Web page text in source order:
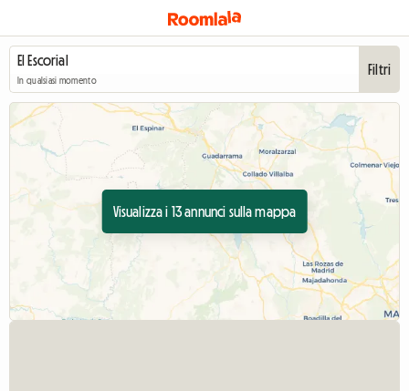
In qualsiasi momento
Filtri
Visualizza i 13 annunci sulla mappa